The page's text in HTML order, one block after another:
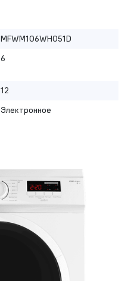
MFWM106WH051D
6
12
Электронное